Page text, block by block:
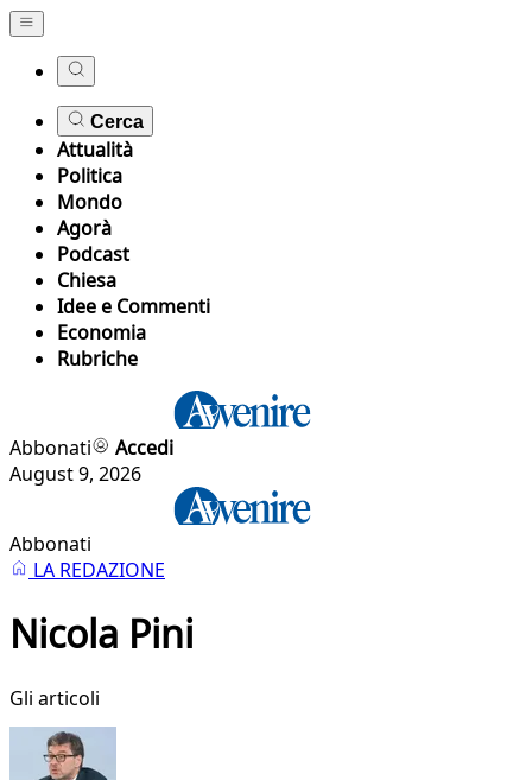
Cerca
Attualità
Politica
Mondo
Agorà
Podcast
Chiesa
Idee e Commenti
Economia
Rubriche
Abbonati
Accedi
August 9, 2026
Abbonati
LA REDAZIONE
Nicola Pini
Gli articoli